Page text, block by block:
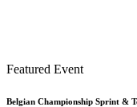
Featured Event
Belgian Championship Sprint &